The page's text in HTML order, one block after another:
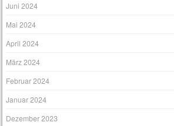
Juni 2024
Mai 2024
April 2024
März 2024
Februar 2024
Januar 2024
Dezember 2023